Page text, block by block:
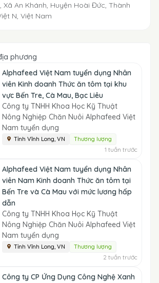
Xã An Khánh, Huyện Hoài Đức, Thành
N, Việt Nam
phương
Alphafeed Việt Nam tuyển dụng Nhân
viên Kinh doanh Thức ăn tôm tại khu
vực Bến Tre, Cà Mau, Bạc Liêu
Công ty TNHH Khoa Học Kỹ Thuật
Nông Nghiệp Chăn Nuôi Alphafeed Việt
Nam tuyển dụng
Tỉnh Vĩnh Long, VN Thương lượng
1 tuần trước
Alphafeed Việt Nam tuyển dụng Nhân
viên Nam Kinh doanh Thức ăn tôm tại
Bến Tre và Cà Mau với mức lương hấp
dẫn
Công ty TNHH Khoa Học Kỹ Thuật
Nông Nghiệp Chăn Nuôi Alphafeed Việt
Nam tuyển dụng
Tỉnh Vĩnh Long, VN Thương lượng
2 tuần trước
Công ty CP Ứng Dụng Công Nghệ Xanh